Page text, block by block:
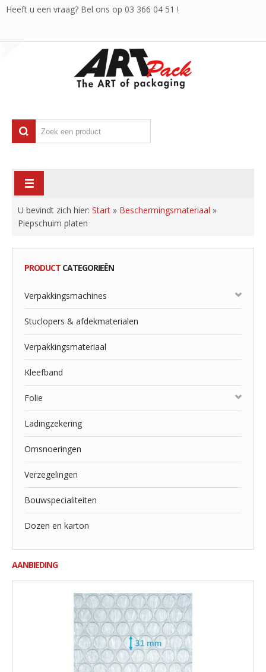
Heeft u een vraag? Bel ons op 03 366 04 51 !
U bevindt zich hier: Start » Beschermingsmateriaal »
Piepschuim platen
PRODUCT CATEGORIEËN
Verpakkingsmachines
Stuclopers & afdekmaterialen
Verpakkingsmateriaal
Kleefband
Folie
Ladingzekering
Omsnoeringen
Verzegelingen
Bouwspecialiteiten
Dozen en karton
AANBIEDING